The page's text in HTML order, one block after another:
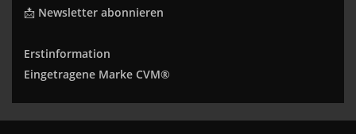
📩 Newsletter abonnieren
Erstinformation
Eingetragene Marke CVM®